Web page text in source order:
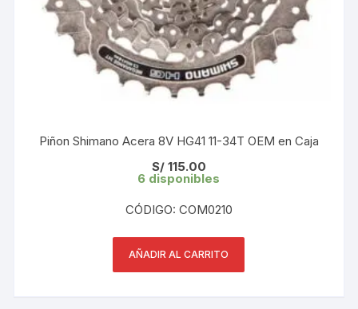
Piñon Shimano Acera 8V HG41 11-34T OEM en Caja
S/115.00
6 disponibles
CÓDIGO: COM0210
AÑADIR AL CARRITO